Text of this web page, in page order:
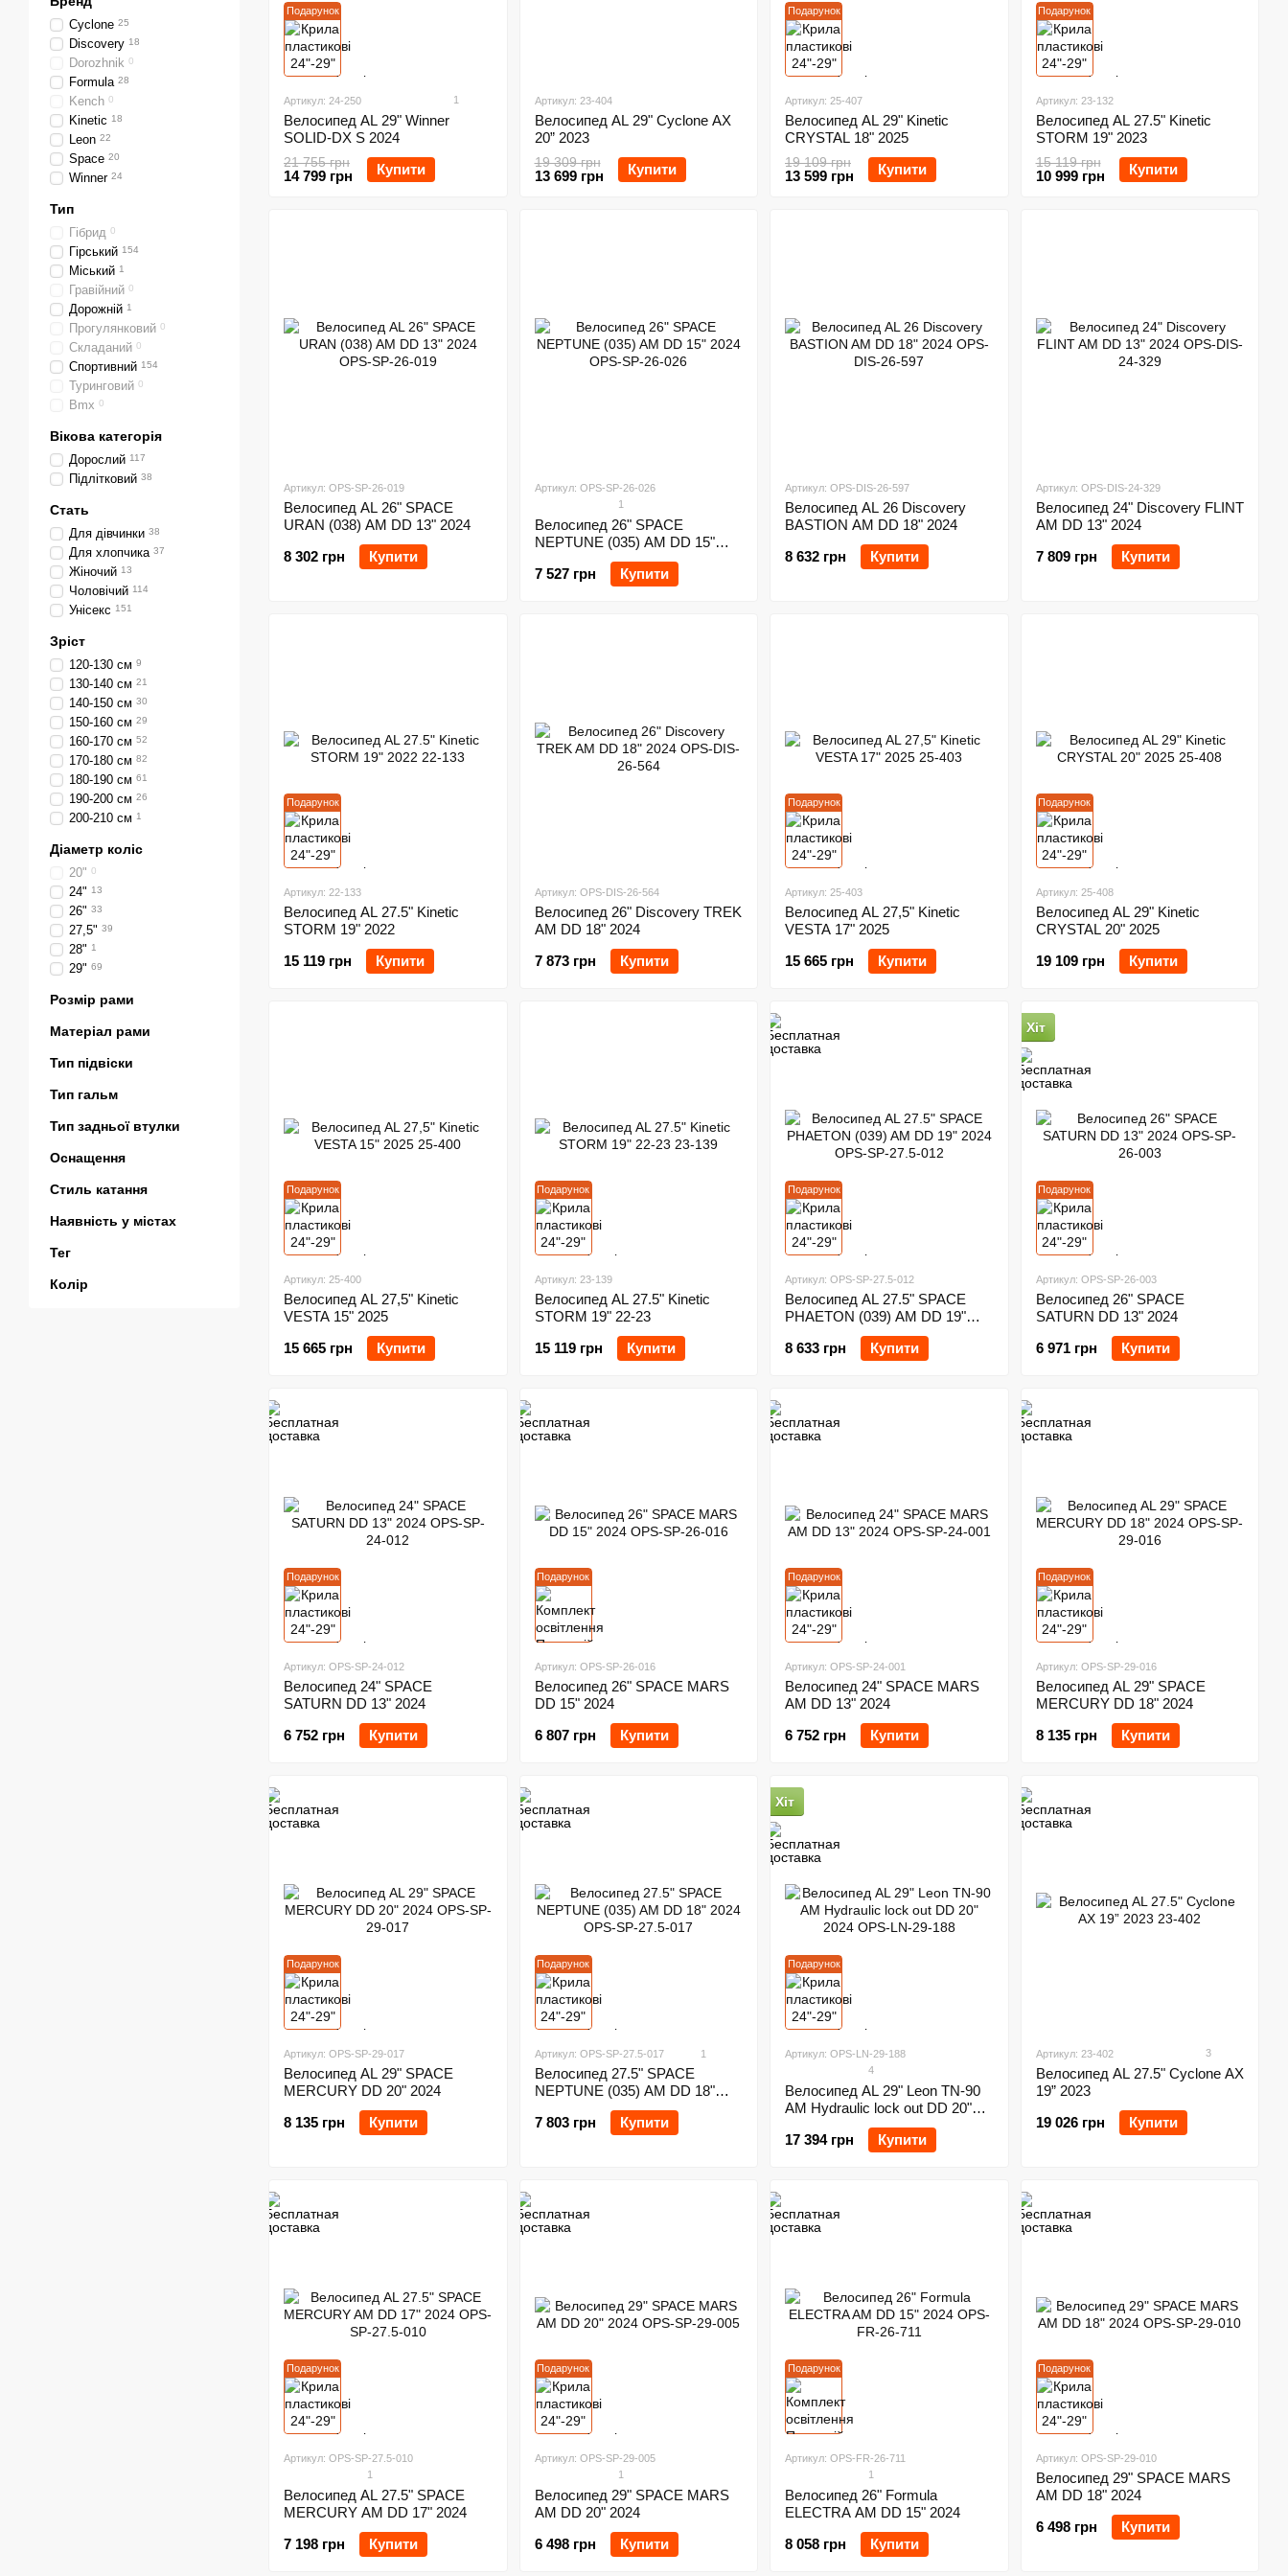
Подарунок
Артикул: 24-250 1
Велосипед AL 29" Winner
SOLID-DX S 2024
21 755 грн
14 799 грн Купити
Артикул: 23-404
Велосипед AL 29" Cyclone AX
20” 2023
19 309 грн
13 699 грн Купити
Подарунок
Артикул: 25-407
Велосипед AL 29" Kinetic
CRYSTAL 18" 2025
19 109 грн
13 599 грн Купити
Подарунок
Артикул: 23-132
Велосипед AL 27.5" Kinetic
STORM 19" 2023
15 119 грн
10 999 грн Купити
Артикул: OPS-SP-26-019
Велосипед AL 26" SPACE
URAN (038) AM DD 13" 2024
8 302 грн
Купити
Артикул: OPS-SP-26-026
1
Велосипед 26" SPACE
NEPTUNE (035) AM DD 15"
7 527 грн
Купити
Артикул: OPS-DIS-26-597
Велосипед AL 26 Discovery
BASTION AM DD 18" 2024
8 632 грн
Купити
Артикул: OPS-DIS-24-329
Велосипед 24" Discovery FLINT
AM DD 13" 2024
7 809 грн
Купити
Подарунок
Артикул: 22-133
Велосипед AL 27.5" Kinetic
STORM 19" 2022
15 119 грн
Купити
Артикул: OPS-DIS-26-564
Велосипед 26" Discovery TREK
AM DD 18" 2024
7 873 грн
Купити
Подарунок
Артикул: 25-403
Велосипед AL 27,5" Kinetic
VESTA 17" 2025
15 665 грн
Купити
Подарунок
Артикул: 25-408
Велосипед AL 29" Kinetic
CRYSTAL 20" 2025
19 109 грн
Купити
Подарунок
Артикул: 25-400
Велосипед AL 27,5" Kinetic
VESTA 15" 2025
15 665 грн
Купити
Подарунок
Артикул: 23-139
Велосипед AL 27.5" Kinetic
STORM 19" 22-23
15 119 грн
Купити
Подарунок
Артикул: OPS-SP-27.5-012
Велосипед AL 27.5" SPACE
PHAETON (039) AM DD 19"
8 633 грн
Купити
Подарунок
Хіт
Артикул: OPS-SP-26-003
Велосипед 26" SPACE
SATURN DD 13" 2024
6 971 грн
Купити
Подарунок
Артикул: OPS-SP-24-012
Велосипед 24" SPACE
SATURN DD 13" 2024
6 752 грн
Купити
Подарунок
Артикул: OPS-SP-26-016
Велосипед 26" SPACE MARS
DD 15" 2024
6 807 грн
Купити
Подарунок
Артикул: OPS-SP-24-001
Велосипед 24" SPACE MARS
AM DD 13" 2024
6 752 грн
Купити
Подарунок
Артикул: OPS-SP-29-016
Велосипед AL 29" SPACE
MERCURY DD 18" 2024
8 135 грн
Купити
Подарунок
Артикул: OPS-SP-29-017
Велосипед AL 29" SPACE
MERCURY DD 20" 2024
8 135 грн
Купити
Подарунок
Артикул: OPS-SP-27.5-017 1
Велосипед 27.5" SPACE
NEPTUNE (035) AM DD 18"
7 803 грн
Купити
Подарунок
Хіт
Артикул: OPS-LN-29-188
4
Велосипед AL 29" Leon TN-90
AM Hydraulic lock out DD 20"
17 394 грн
Купити
Артикул: 23-402 3
Велосипед AL 27.5" Cyclone AX
19” 2023
19 026 грн
Купити
Подарунок
Артикул: OPS-SP-27.5-010
1
Велосипед AL 27.5" SPACE
MERCURY AM DD 17" 2024
7 198 грн
Купити
Подарунок
Артикул: OPS-SP-29-005
1
Велосипед 29" SPACE MARS
AM DD 20" 2024
6 498 грн
Купити
Подарунок
Артикул: OPS-FR-26-711
1
Велосипед 26" Formula
ELECTRA AM DD 15" 2024
8 058 грн
Купити
Подарунок
Артикул: OPS-SP-29-010
Велосипед 29" SPACE MARS
AM DD 18" 2024
6 498 грн
Купити
Cyclone 25
Discovery 18
Dorozhnik 0
Formula 28
Kench 0
Kinetic 18
Leon 22
Space 20
Winner 24
Тип
Гібрид 0
Гірський 154
Міський 1
Гравійний 0
Дорожній 1
Прогулянковий 0
Складаний 0
Спортивний 154
Туринговий 0
Bmx 0
Вікова категорія
Дорослий 117
Підлітковий 38
Стать
Для дівчинки 38
Для хлопчика 37
Жіночий 13
Чоловічий 114
Унісекс 151
Зріст
120-130 см 9
130-140 см 21
140-150 см 30
150-160 см 29
160-170 см 52
170-180 см 82
180-190 см 61
190-200 см 26
200-210 см 1
Діаметр коліс
20" 0
24" 13
26" 33
27,5" 39
28" 1
29" 69
Розмір рами
Матеріал рами
Тип підвіски
Тип гальм
Тип задньої втулки
Оснащення
Стиль катання
Наявність у містах
Тег
Колір